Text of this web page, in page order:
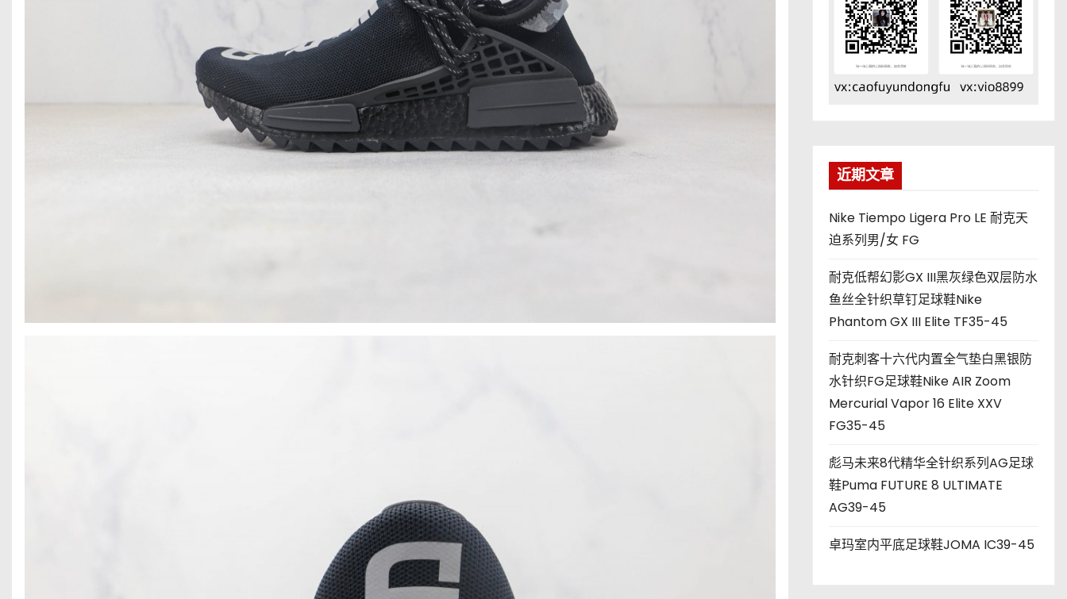
近期文章
Nike Tiempo Ligera Pro LE 耐克天
迫系列男/女 FG
耐克低帮幻影GX III黑灰绿色双层防水
鱼丝全针织草钉足球鞋Nike
Phantom GX III Elite TF35-45
耐克刺客十六代内置全气垫白黑银防
水针织FG足球鞋Nike AIR Zoom
Mercurial Vapor 16 Elite XXV
FG35-45
彪马未来8代精华全针织系列AG足球
鞋Puma FUTURE 8 ULTIMATE
AG39-45
卓玛室内平底足球鞋JOMA IC39-45